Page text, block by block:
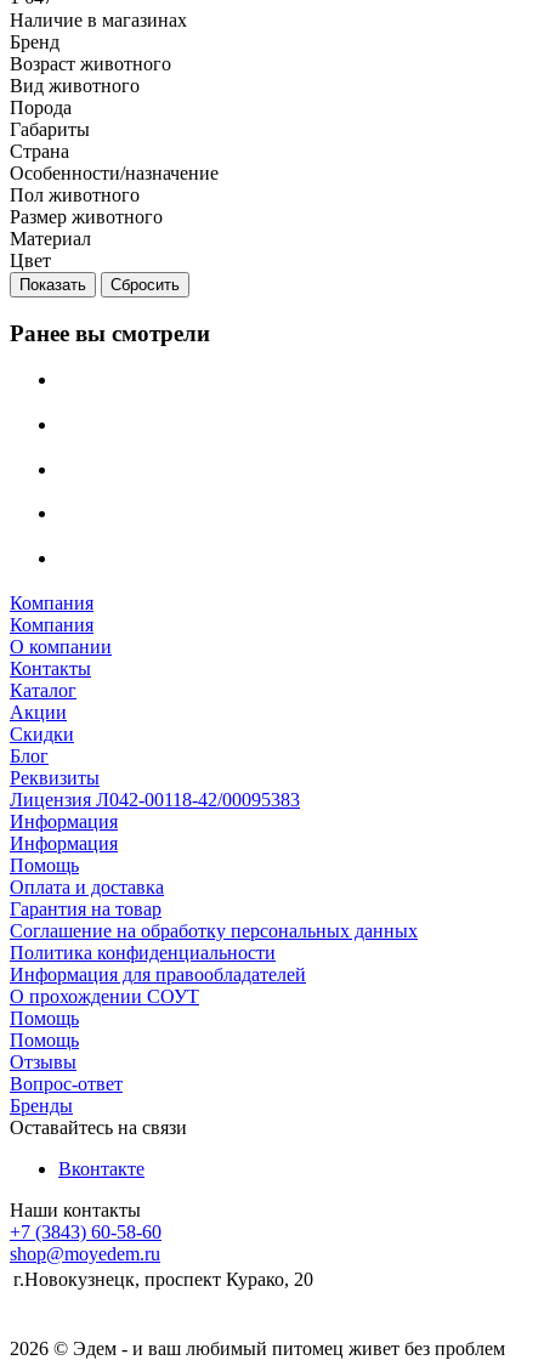
Наличие в магазинах
Бренд
Возраст животного
Вид животного
Порода
Габариты
Страна
Особенности/назначение
Пол животного
Размер животного
Материал
Цвет
Сбросить
Ранее вы смотрели
Компания
Компания
О компании
Контакты
Каталог
Акции
Скидки
Блог
Реквизиты
Лицензия Л042-00118-42/00095383
Информация
Информация
Помощь
Оплата и доставка
Гарантия на товар
Соглашение на обработку персональных данных
Политика конфиденциальности
Информация для правообладателей
О прохождении СОУТ
Помощь
Помощь
Отзывы
Вопрос-ответ
Бренды
Оставайтесь на связи
Вконтакте
Наши контакты
+7 (3843) 60-58-60
shop@moyedem.ru
г.Новокузнецк, проспект Курако, 20
2026 © Эдем - и ваш любимый питомец живет без проблем